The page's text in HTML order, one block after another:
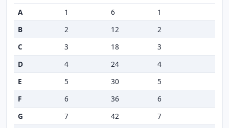
A
1 6
1
B
2 12
2
C
3 18
3
D
4 24
4
E
5 30
5
F
6 36
6
G
7 42
7